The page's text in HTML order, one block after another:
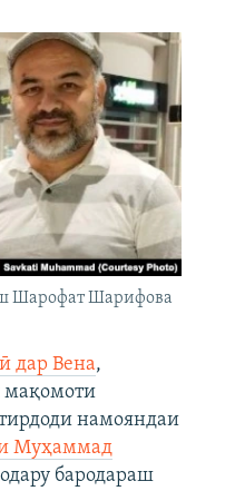
Шарофат Шарифова
дар Вена,
мақомоти
намояндаи
Муҳаммад
бародараш